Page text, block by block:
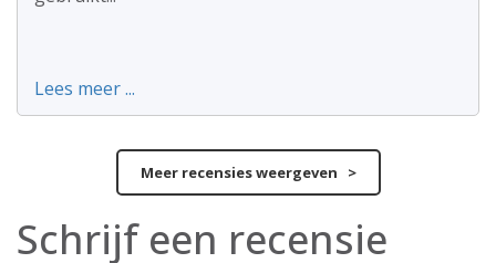
Lees meer ...
Meer recensies weergeven >
Schrijf een recensie